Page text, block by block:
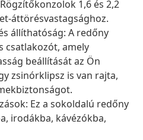
1,6 és 2,2
áttörésvastagsághoz.
állíthatóság: A redőny
csatlakozót, amely
beállítását az Ön
zsinórklipsz is van rajta,
Ez a sokoldalú redőny
irodákba, kávézókba,